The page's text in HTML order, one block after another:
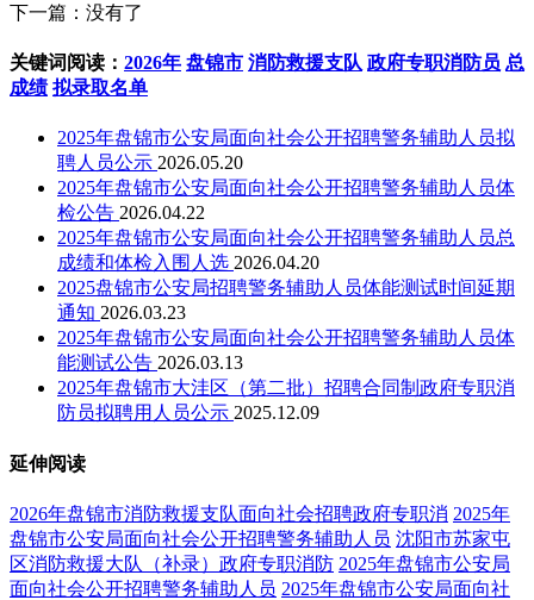
下一篇：没有了
关键词阅读： 2026年 盘锦市 消防救援支队 政府专职消防员 总
成绩 拟录取名单
2025年盘锦市公安局面向社会公开招聘警务辅助人员拟
聘人员公示 2026.05.20
2025年盘锦市公安局面向社会公开招聘警务辅助人员体
检公告 2026.04.22
2025年盘锦市公安局面向社会公开招聘警务辅助人员总
成绩和体检入围人选 2026.04.20
2025盘锦市公安局招聘警务辅助人员体能测试时间延期
通知 2026.03.23
2025年盘锦市公安局面向社会公开招聘警务辅助人员体
能测试公告 2026.03.13
2025年盘锦市大洼区（第二批）招聘合同制政府专职消
防员拟聘用人员公示 2025.12.09
延伸阅读
2026年盘锦市消防救援支队面向社会招聘政府专职消 2025年
盘锦市公安局面向社会公开招聘警务辅助人员 沈阳市苏家屯
区消防救援大队（补录）政府专职消防 2025年盘锦市公安局
面向社会公开招聘警务辅助人员 2025年盘锦市公安局面向社